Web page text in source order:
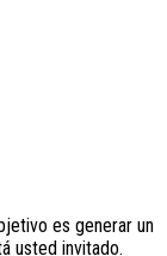
es generar un
usted invitado.